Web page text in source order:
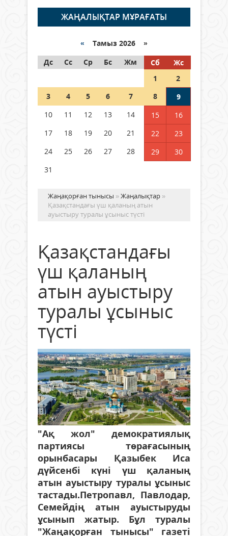
06 тамыз 2026 ж. 276
граждане Казахстана,
05 тамыз 2026 ж. 157
Шетелде жүрген Қазақстан
азаматтары қалай дауыс бере
ЖАҢАЛЫҚТАР МҰРАҒАТЫ
« Тамыз 2026 »
Дс
Сс Ср Бс Жм Сб
Жс
1
2
3
4 5 6 7 8
9
10
11 12 13 14 15
16
17
18 19 20 21 22
23
24
25 26 27 28 29
30
31
Жаңақорған тынысы »Жаңалықтар »
Қазақстандағы үш қаланың атын
ауыстыру туралы ұсыныс түсті
Қазақстандағы
үш қаланың
атын ауыстыру
туралы ұсыныс
түсті
"Ақ жол" демократиялық
партиясы төрағасының
орынбасары Қазыбек Иса
дүйсенбі күні үш қаланың
атын ауыстыру туралы ұсыныс
тастады.Петропавл, Павлодар,
Семейдің атын ауыстыруды
ұсынып жатыр. Бұл туралы
"Жаңақорған тынысы" газеті